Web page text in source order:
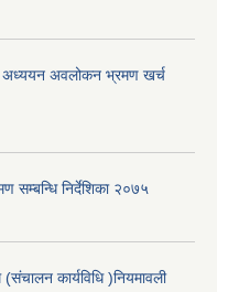
अध्ययन अवलोकन भ्रमण खर्च
सम्बन्धि निर्देशिका २०७५
(संचालन कार्यविधि )नियमावली